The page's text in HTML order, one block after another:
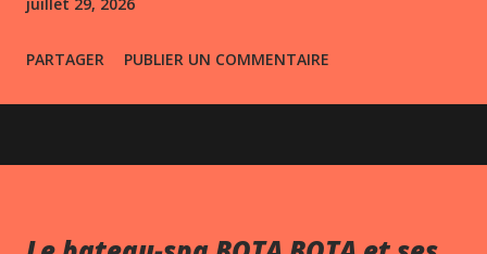
PARTAGER PUBLIER UN COMMENTAIRE